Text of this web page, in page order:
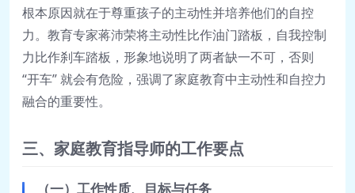
根本原因就在于尊重孩子的主动性并培养他们的自控
力。教育专家蒋沛荣将主动性比作油门踏板，自我控制
力比作刹车踏板，形象地说明了两者缺一不可，否则
“开车” 就会有危险，强调了家庭教育中主动性和自控力
融合的重要性。
三、家庭教育指导师的工作要点
（一）工作性质、目标与任务